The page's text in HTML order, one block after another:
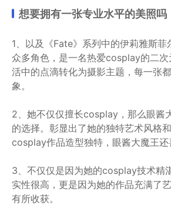
想要拥有一张专业水平的美照吗
1、以及《Fate》系列中的伊莉雅斯菲
众多角色，是一名热爱cosplay的二次
活中的点滴转化为摄影主题，每一张
象。
2、她不仅仅擅长cosplay，那么眼酱
的选择。彰显出了她的独特艺术风格
cosplay作品造型独特，眼酱大魔王还
3、不仅仅是因为她的cosplay技术精
实性很高，更是因为她的作品充满了
有所收获。